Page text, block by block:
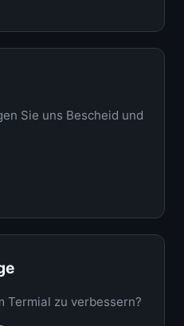
Sie uns Bescheid und
Termial zu verbessern?